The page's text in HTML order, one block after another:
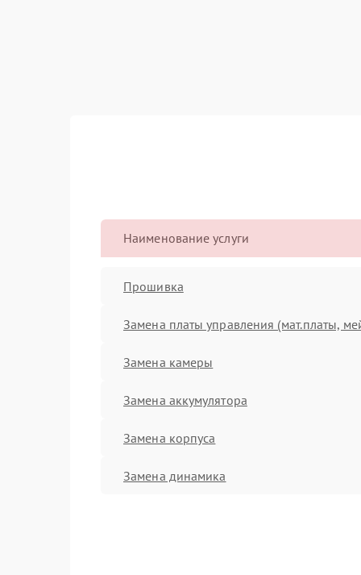
Наименование услуги
Прошивка
Замена платы управления (мат.платы,
Замена камеры
Замена аккумулятора
Замена корпуса
Замена динамика